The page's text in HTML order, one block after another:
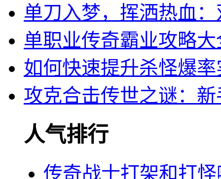
单刀入梦，挥洒热血
单职业传奇霸业攻略
如何快速提升杀怪爆
攻克合击传世之谜：
人气排行
传奇战士打架和打